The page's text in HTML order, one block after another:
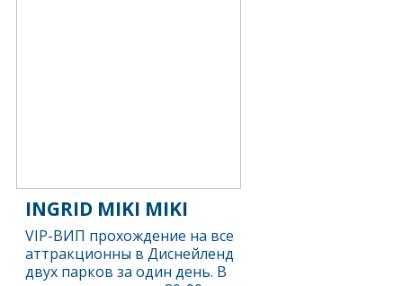
INGRID MIKI MIKI
VIP-ВИП прохождение на все
аттракционны в Диснейленд
двух парков за один день. В